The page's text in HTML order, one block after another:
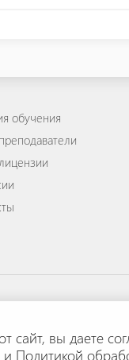
обучения
сайт, вы даете
и Политикой